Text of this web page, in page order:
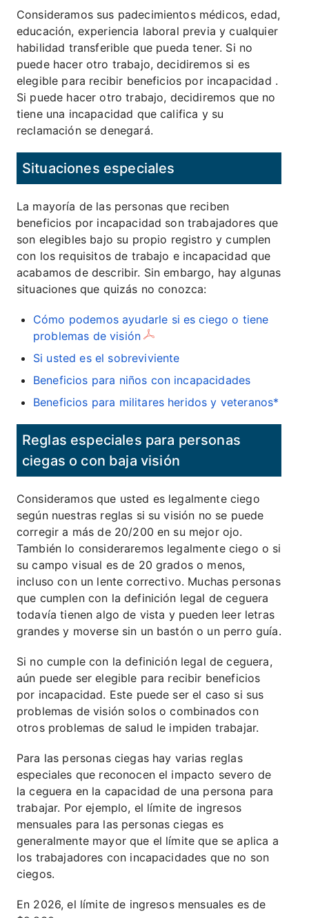
Consideramos sus padecimientos médicos, edad,
educación, experiencia laboral previa y cualquier
habilidad transferible que pueda tener. Si no
puede hacer otro trabajo, decidiremos si es
elegible para recibir beneficios por incapacidad .
Si puede hacer otro trabajo, decidiremos que no
tiene una incapacidad que califica y su
reclamación se denegará.
Situaciones especiales
La mayoría de las personas que reciben
beneficios por incapacidad son trabajadores que
son elegibles bajo su propio registro y cumplen
con los requisitos de trabajo e incapacidad que
acabamos de describir. Sin embargo, hay algunas
situaciones que quizás no conozca:
Cómo podemos ayudarle si es ciego o tiene
problemas de visión
Si usted es el sobreviviente
Beneficios para niños con incapacidades
Beneficios para militares heridos y veteranos*
Reglas especiales para personas
ciegas o con baja visión
Consideramos que usted es legalmente ciego
según nuestras reglas si su visión no se puede
corregir a más de 20/200 en su mejor ojo.
También lo consideraremos legalmente ciego o si
su campo visual es de 20 grados o menos,
incluso con un lente correctivo. Muchas personas
que cumplen con la definición legal de ceguera
todavía tienen algo de vista y pueden leer letras
grandes y moverse sin un bastón o un perro guía.
Si no cumple con la definición legal de ceguera,
aún puede ser elegible para recibir beneficios
por incapacidad. Este puede ser el caso si sus
problemas de visión solos o combinados con
otros problemas de salud le impiden trabajar.
Para las personas ciegas hay varias reglas
especiales que reconocen el impacto severo de
la ceguera en la capacidad de una persona para
trabajar. Por ejemplo, el límite de ingresos
mensuales para las personas ciegas es
generalmente mayor que el límite que se aplica a
los trabajadores con incapacidades que no son
ciegos.
En 2026, el límite de ingresos mensuales es de